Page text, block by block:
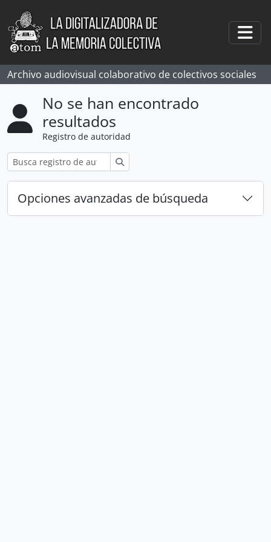
Skip to main content
Archivo audiovisual colaborativo de colectivos sociales
No se han encontrado
resultados
Registro de autoridad
Opciones avanzadas de búsqueda